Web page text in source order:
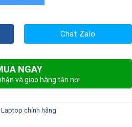
Chat Zalo
NGAY
và giao hàng tận nơi
Laptop chính hãng